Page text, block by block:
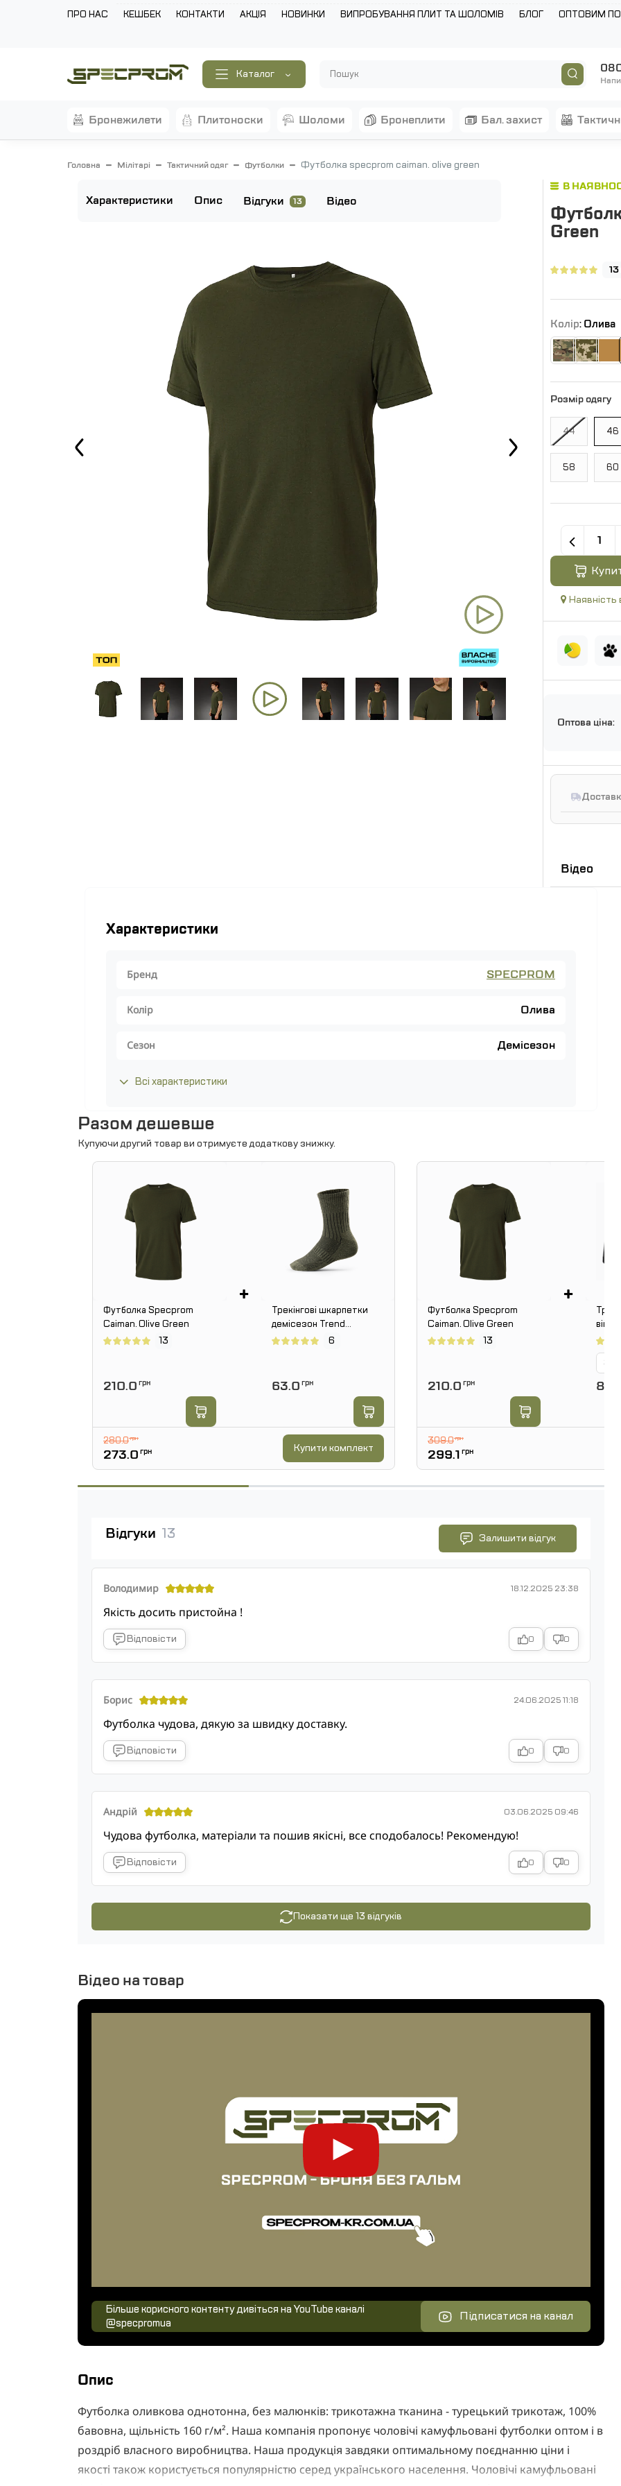
ПРО НАС КЕШБЕК КОНТАКТИ АКЦІЯ НОВИНКИ ВИПРОБУВАННЯ ПЛИТ ТА ШОЛОМІВ БЛОГ ОПТОВИМ
Каталог
бронежилети плитоноски шоломи бронеплити бал. захист
Головна Мілітарі Тактичний одяг Футболки Футболка specprom caiman. olive green
Характеристики Опис Відгуки 13 Відео
В
Green
13
Колір: Олива
Розмір одягу
44 46
58 60
Наявність
Оптова ціна:
Відео
Характеристики
Бренд SPECPROM
Колір Олива
Сезон Демісезон
Всі характеристики
Разом дешевше
Купуючи другий товар ви отримуєте додаткову знижку.
Футболка Specprom
Caiman. Olive Green
13
210.0 грн
+
Трекінгові шкарпетки
демісезон Trend
Dimartem, Олива
6
63.0 грн
280.0грн
273.0 грн Купити комплект
Футболка Specprom
Caiman. Olive Green
13
210.0 грн
+
Труси
89.1
309.0грн
299.1 грн
Відгуки 13 Залишити відгук
Володимир 18.12.2025 23:38
Якість досить пристойна !
Відповісти 0 0
Борис 24.06.2025 11:18
Футболка чудова, дякую за швидку доставку.
Відповісти 0 0
Андрій 03.06.2025 09:46
Чудова футболка, матеріали та пошив якісні, все сподобалось! Рекомендую!
Відповісти 0 0
Показати ще 13 відгуків
Відео на товар
Більше корисного контенту дивіться на YouTube каналі
@specpromua
Підписатися на канал
Опис
Футболка оливкова однотонна, без малюнків: трикотажна тканина - турецький трикотаж, 100%
бавовна, щільність 160 г/м². Наша компанія пропонує чоловічі камуфльовані футболки оптом і в
роздріб власного виробництва. Наша продукція завдяки оптимальному поєднанню ціни і
якості також користується популярністю серед українського населення. Чоловічі камуфльовані